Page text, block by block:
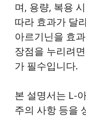
며, 용량, 복용
따라 효과가 달
아르기닌을 효
장점을 누리려
가 필수입니다.
본 설명서는 L-
주의 사항 등을